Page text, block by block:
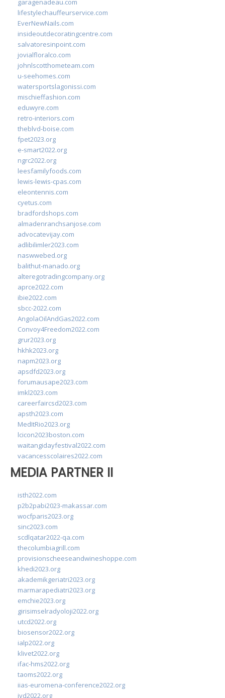
garagenadeau.com
lifestylechauffeurservice.com
EverNewNails.com
insideoutdecoratingcentre.com
salvatoresinpoint.com
jovialfloralco.com
johnlscotthometeam.com
u-seehomes.com
watersportslagonissi.com
mischieffashion.com
eduwyre.com
retro-interiors.com
theblvd-boise.com
fpet2023.org
e-smart2022.org
ngrc2022.org
leesfamilyfoods.com
lewis-lewis-cpas.com
eleontennis.com
cyetus.com
bradfordshops.com
almadenranchsanjose.com
advocatevijay.com
adlibilimler2023.com
naswwebed.org
balithut-manado.org
alteregotradingcompany.org
aprce2022.com
ibie2022.com
sbcc-2022.com
AngolaOilAndGas2022.com
Convoy4Freedom2022.com
grur2023.org
hkhk2023.org
napm2023.org
apsdfd2023.org
forumausape2023.com
imkl2023.com
careerfaircsd2023.com
apsth2023.com
MedItRio2023.org
lcicon2023boston.com
waitangidayfestival2022.com
vacancesscolaires2022.com
MEDIA PARTNER II
isth2022.com
p2b2pabi2023-makassar.com
wocfparis2023.org
sinc2023.com
scdlqatar2022-qa.com
thecolumbiagrill.com
provisionscheeseandwineshoppe.com
khedi2023.org
akademikgeriatri2023.org
marmarapediatri2023.org
emchie2023.org
girisimselradyoloji2022.org
utcd2022.org
biosensor2022.org
ialp2022.org
klivet2022.org
ifac-hms2022.org
taoms2022.org
iias-euromena-conference2022.org
ivd2022.org